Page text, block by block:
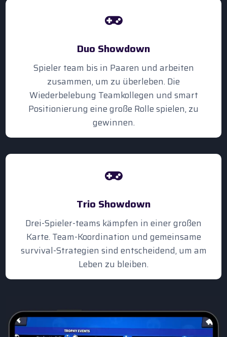
Duo Showdown
Spieler team bis in Paaren und arbeiten
zusammen, um zu überleben. Die
Wiederbelebung Teamkollegen und smart
Positionierung eine große Rolle spielen, zu
gewinnen.
Trio Showdown
Drei-Spieler-teams kämpfen in einer großen
Karte. Team-Koordination und gemeinsame
survival-Strategien sind entscheidend, um am
Leben zu bleiben.